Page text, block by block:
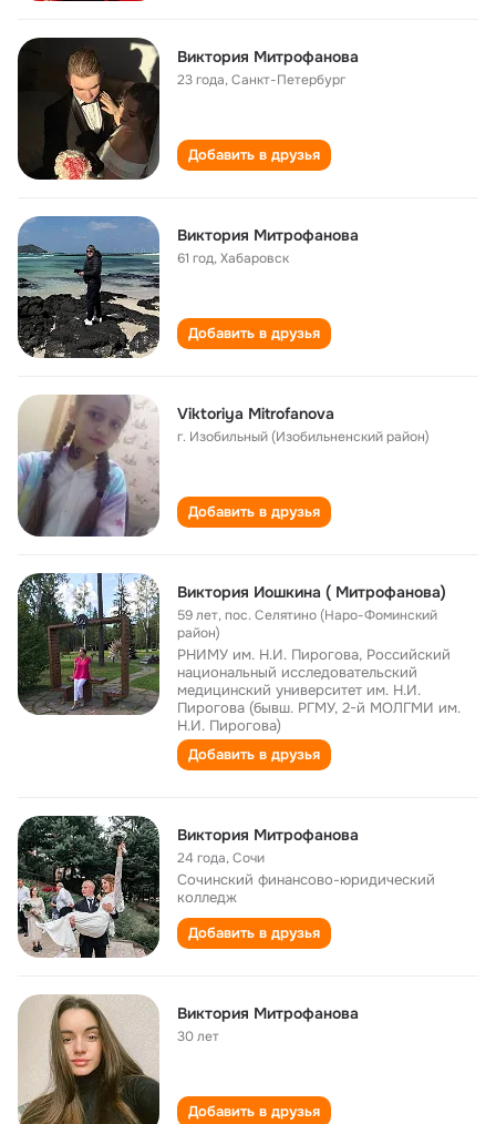
Виктория Митрофанова
23 года,Санкт-Петербург
Добавить в друзья
Виктория Митрофанова
61 год,Хабаровск
Добавить в друзья
Viktoriya Mitrofanova
г. Изобильный (Изобильненский район)
Добавить в друзья
Виктория Иошкина ( Митрофанова)
59 лет,пос. Селятино (Наро-Фоминский
район)
РНИМУ им. Н.И. Пирогова, Российский
национальный исследовательский
медицинский университет им. Н.И.
Пирогова (бывш. РГМУ, 2-й МОЛГМИ им.
Н.И. Пирогова)
Добавить в друзья
Виктория Митрофанова
24 года,Сочи
Сочинский финансово-юридический
колледж
Добавить в друзья
Виктория Митрофанова
30 лет
Добавить в друзья